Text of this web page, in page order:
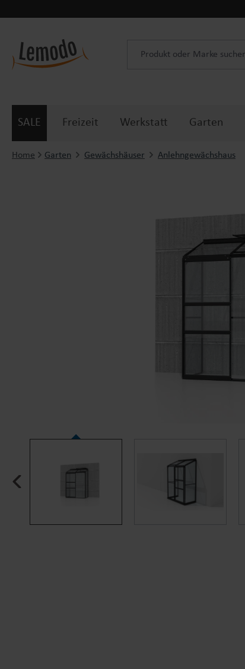
SALE Freizeit Werkstatt Garten
Home Garten Gewächshäuser Anlehngewächshaus